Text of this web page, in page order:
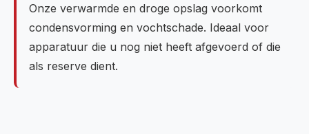
Onze verwarmde en droge opslag voorkomt
condensvorming en vochtschade. Ideaal voor
apparatuur die u nog niet heeft afgevoerd of die
als reserve dient.